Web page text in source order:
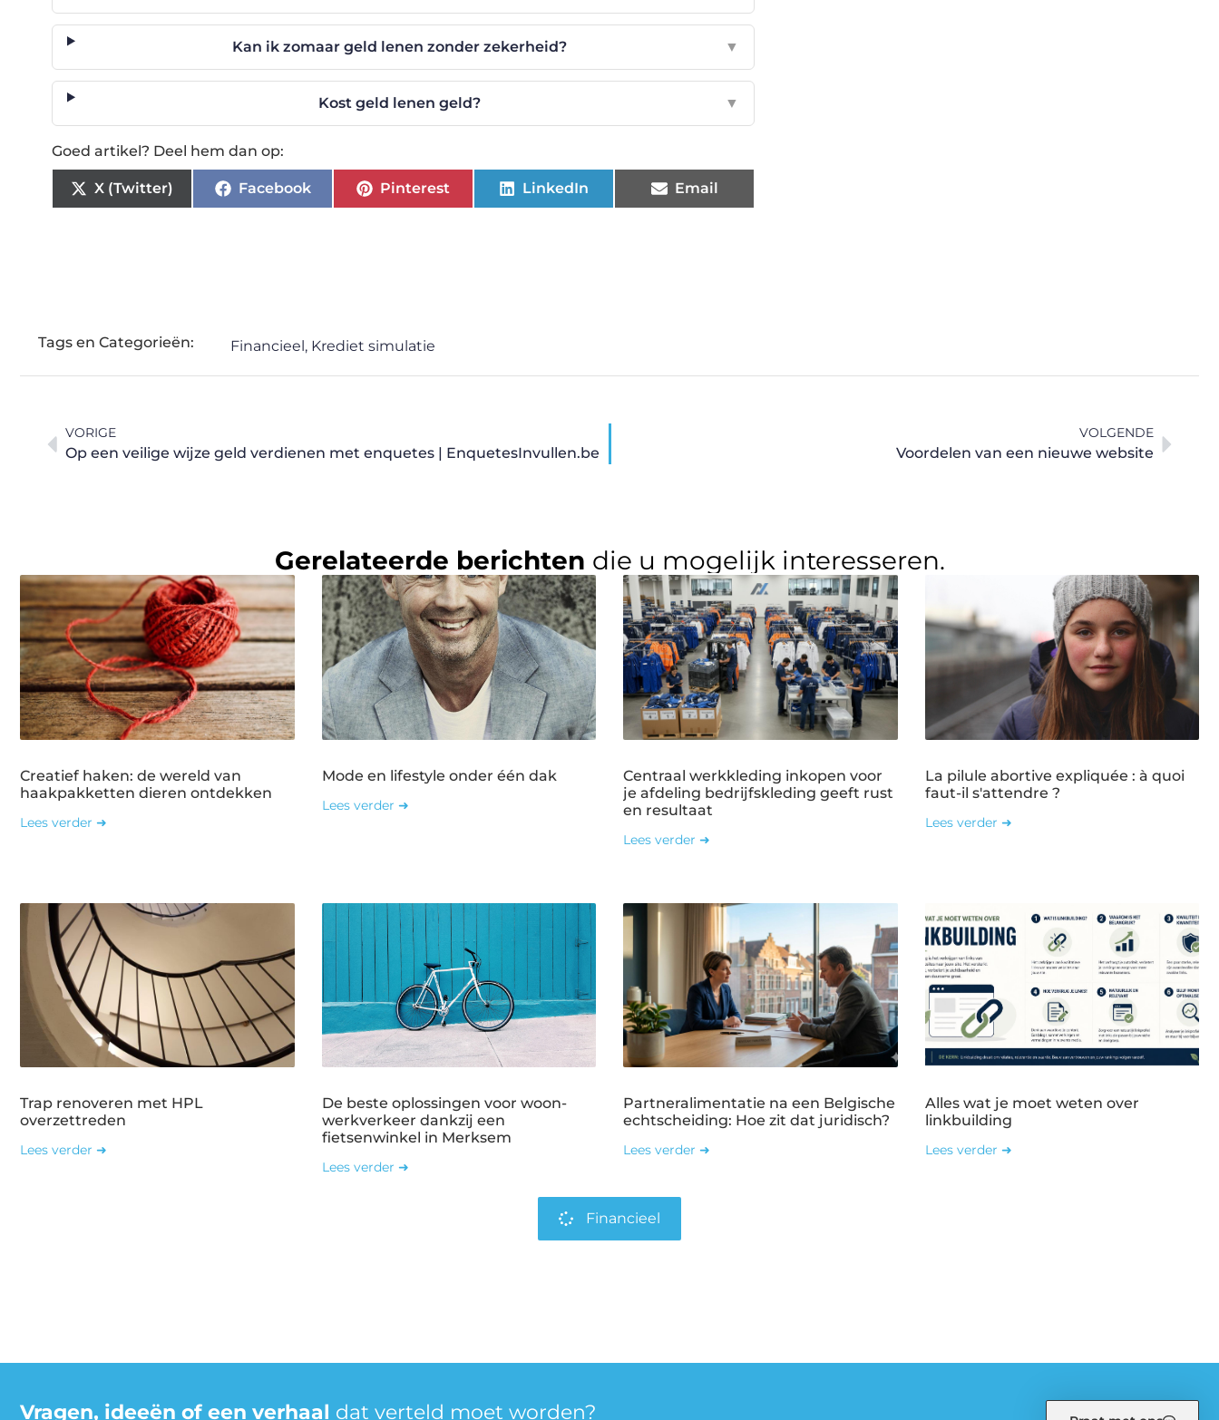
Kan ik zomaar geld lenen zonder zekerheid? ▼
Kost geld lenen geld? ▼
Goed artikel? Deel hem dan op:
X (Twitter) Facebook Pinterest LinkedIn Email
Tags en Categorieën: Financieel , Krediet simulatie
VORIGE
Op een veilige wijze geld verdienen met enquetes | EnquetesInvullen.be
VOLGENDE
Voordelen van een nieuwe website
Gerelateerde berichten die u mogelijk interesseren.
Creatief haken: de wereld van
haakpakketten dieren ontdekken
Lees verder ➜
Mode en lifestyle onder één dak
Lees verder ➜
Centraal werkkleding inkopen voor
je afdeling bedrijfskleding geeft rust
en resultaat
Lees verder ➜
La pilule abortive expliquée : à quoi
faut-il s'attendre ?
Lees verder ➜
Trap renoveren met HPL
overzettreden
Lees verder ➜
De beste oplossingen voor woon-
werkverkeer dankzij een
fietsenwinkel in Merksem
Lees verder ➜
Partneralimentatie na een Belgische
echtscheiding: Hoe zit dat juridisch?
Lees verder ➜
Alles wat je moet weten over
linkbuilding
Lees verder ➜
Financieel
Vragen, ideeën of een verhaal dat verteld moet worden?